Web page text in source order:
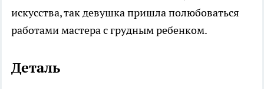
искусства, так девушка пришла полюбоваться
работами мастера с грудным ребенком.
Деталь